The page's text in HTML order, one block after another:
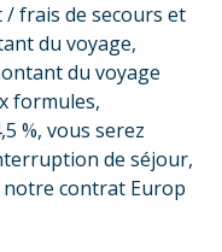
/ frais de secours et
du voyage,
du voyage
formules,
%, vous serez
de séjour,
contrat Europ